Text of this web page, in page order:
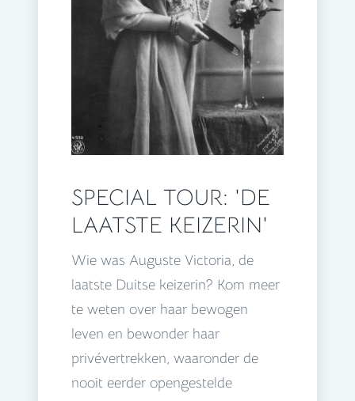
SPECIAL TOUR: 'DE
LAATSTE KEIZERIN'
Wie was Auguste Victoria, de
laatste Duitse keizerin? Kom meer
te weten over haar bewogen
leven en bewonder haar
privévertrekken, waaronder de
nooit eerder opengestelde